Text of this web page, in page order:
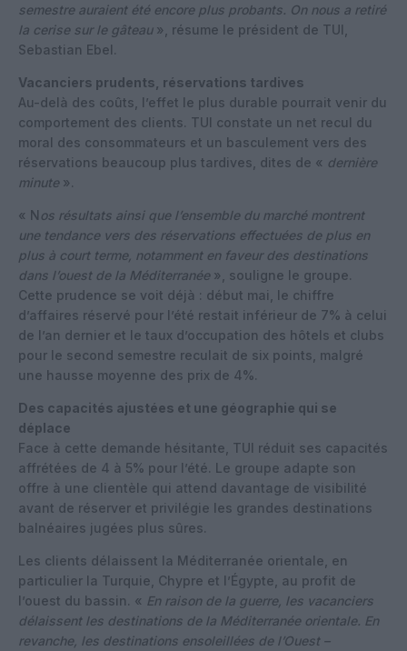
semestre auraient été encore plus probants. On nous a retiré
la cerise sur le gâteau», résume le président de TUI,
Sebastian Ebel.
Vacanciers prudents, réservations tardives
Au-delà des coûts, l’effet le plus durable pourrait venir du
comportement des clients. TUI constate un net recul du
moral des consommateurs et un basculement vers des
réservations beaucoup plus tardives, dites de « dernière
minute ».
« N os résultats ainsi que l’ensemble du marché montrent
une tendance vers des réservations effectuées de plus en
plus à court terme, notamment en faveur des destinations
dans l’ouest de la Méditerranée », souligne le groupe.
Cette prudence se voit déjà : début mai, le chiffre
d’affaires réservé pour l’été restait inférieur de 7% à celui
de l’an dernier et le taux d’occupation des hôtels et clubs
pour le second semestre reculait de six points, malgré
une hausse moyenne des prix de 4%.
Des capacités ajustées et une géographie qui se
déplace
Face à cette demande hésitante, TUI réduit ses capacités
affrétées de 4 à 5% pour l’été. Le groupe adapte son
offre à une clientèle qui attend davantage de visibilité
avant de réserver et privilégie les grandes destinations
balnéaires jugées plus sûres.
Les clients délaissent la Méditerranée orientale, en
particulier la Turquie, Chypre et l’Égypte, au profit de
l’ouest du bassin. « En raison de la guerre, les vacanciers
délaissent les destinations de la Méditerranée orientale. En
revanche, les destinations ensoleillées de l’Ouest –